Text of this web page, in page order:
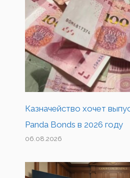
Казначейство хочет
Panda Bonds в 2026 году
06.08.2026